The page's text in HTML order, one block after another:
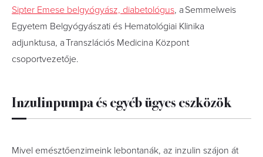
Sipter Emese belgyógyász, diabetológus, a Semmelweis
Egyetem Belgyógyászati és Hematológiai Klinika
adjunktusa, a Transzlációs Medicina Központ
csoportvezetője.
Inzulinpumpa és egyéb ügyes eszközök
Mivel emésztőenzimeink lebontanák, az inzulin szájon át